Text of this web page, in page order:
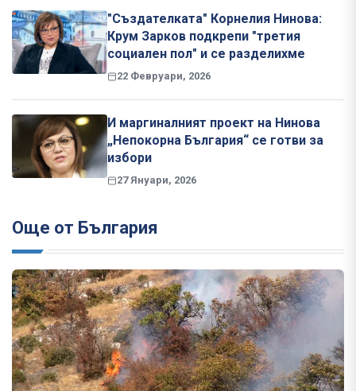
"Създателката" Корнелия Нинова:
Крум Зарков подкрепи "третия
социален пол" и се разделихме
22 Февруари, 2026
И маргиналният проект на Нинова
„Непокорна България“ се готви за
избори
27 Януари, 2026
Още от България